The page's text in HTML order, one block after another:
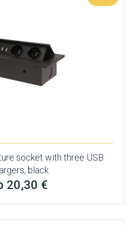
socket with three USB
black
20,30 €